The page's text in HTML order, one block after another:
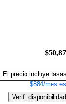
El precio incluye tasas
$884/mes
Verif. disponibilidad